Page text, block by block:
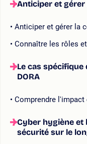
Anticiper et
Anticiper et gérer la
Connaître les rôles
Le cas
DORA
Comprendre l'impact
Cyber hygiène et
sécurité sur le